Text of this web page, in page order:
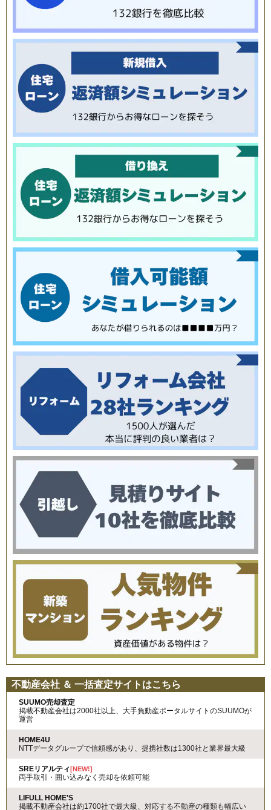
不動産会社 ＆ 一括査定サイトはこちら
SUUMO売却査定
掲載不動産会社は2000社以上、大手負動産ポータルサイトのSUUMOが
運営
HOME4U
NTTデータグループで信頼感があり、提携社数は1300社と業界最大級
SREリアルティ [NEW!]
両手取引・囲い込みなく売却を依頼可能
LIFULL HOME'S
掲載不動産会社は約1700社で最大級、対応する不動産の種類も幅広い